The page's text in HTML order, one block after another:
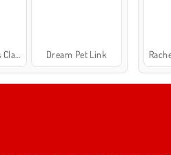
Dream Pet Link